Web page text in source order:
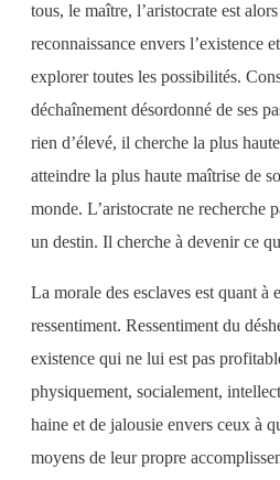
tous, le maître, l’aristocrate est
reconnaissance envers l’existence
explorer toutes les possibilités.
déchaînement désordonné de ses
rien d’élevé, il cherche la plus
atteindre la plus haute maîtrise de
monde. L’aristocrate ne recherche
un destin. Il cherche à devenir ce
La morale des esclaves est quant à
ressentiment. Ressentiment du
existence qui ne lui est pas
physiquement, socialement,
haine et de jalousie envers ceux à
moyens de leur propre